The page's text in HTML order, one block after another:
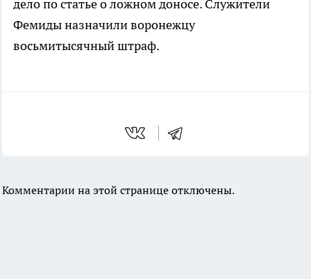
дело по статье о ложном доносе. Служители
Фемиды назначили воронежцу
восьмитысячный штраф.
Комментарии на этой странице отключены.